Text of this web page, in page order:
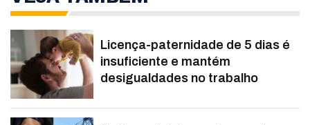
Licença-paternidade de 5 dias é
insuficiente e mantém
desigualdades no trabalho